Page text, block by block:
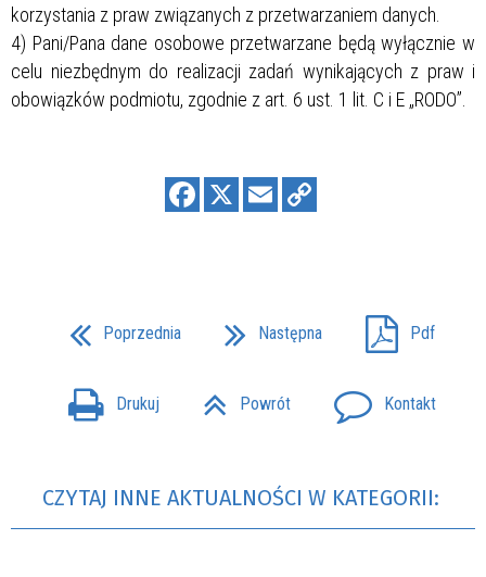
korzystania z praw związanych z przetwarzaniem danych.
4) Pani/Pana dane osobowe przetwarzane będą wyłącznie w
celu niezbędnym do realizacji zadań wynikających z praw i
obowiązków podmiotu, zgodnie z art. 6 ust. 1 lit. C i E „RODO”.
Poprzednia Następna Pdf
Drukuj Powrót Kontakt
CZYTAJ INNE AKTUALNOŚCI W KATEGORII: